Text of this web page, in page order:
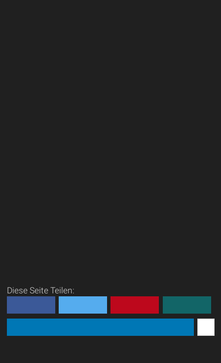
Diese Seite Teilen: